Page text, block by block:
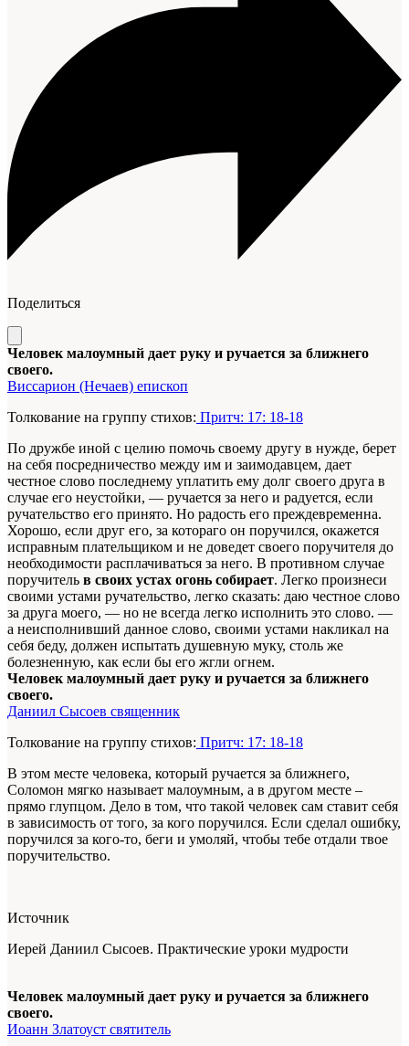
Поделиться
Человек малоумный дает руку и ручается за ближнего
своего.
Виссарион (Нечаев) епископ
Толкование на группу стихов: Притч: 17: 18-18
По дружбе иной с целию помочь своему другу в нужде, берет
на себя посредничество между им и заимодавцем, дает
честное слово последнему уплатить ему долг своего друга в
случае его неустойки, — ручается за него и радуется, если
ручательство его принято. Но радость его преждевременна.
Хорошо, если друг его, за котораго он поручился, окажется
исправным плательщиком и не доведет своего поручителя до
необходимости расплачиваться за него. В противном случае
поручитель в своих устах огонь собирает. Легко произнеси
своими устами ручательство, легко сказать: даю честное слово
за друга моего, — но не всегда легко исполнить это слово. —
а неисполнивший данное слово, своими устами накликал на
себя беду, должен испытать душевную муку, столь же
болезненную, как если бы его жгли огнем.
Человек малоумный дает руку и ручается за ближнего
своего.
Даниил Сысоев священник
Толкование на группу стихов: Притч: 17: 18-18
В этом месте человека, который ручается за ближнего,
Соломон мягко называет малоумным, а в другом месте –
прямо глупцом. Дело в том, что такой человек сам ставит себя
в зависимость от того, за кого поручился. Если сделал ошибку,
поручился за кого-то, беги и умоляй, чтобы тебе отдали твое
поручительство.
Источник
Иерей Даниил Сысоев. Практические уроки мудрости
Человек малоумный дает руку и ручается за ближнего
своего.
Иоанн Златоуст святитель